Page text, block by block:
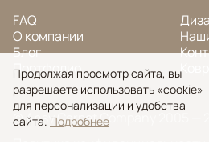
FAQ
О компании
Блог
Портфолио
© Ansy Carpet Company 2005 —
Продолжая просмотр сайта, вы
разрешаете использовать «cookie»
для персонализации и удобства
сайта. Подробнее